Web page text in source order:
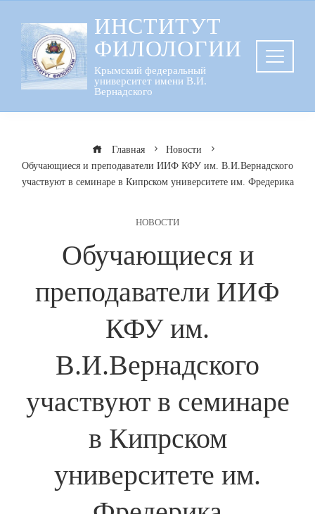
содержанию
ИНСТИТУТ
ФИЛОЛОГИИ
Крымский федеральный
университет имени В.И.
Вернадского
Главная
Новости
Обучающиеся и преподаватели ИИФ КФУ им. В.И.Вернадского
участвуют в семинаре в Кипрском университете им. Фредерика
НОВОСТИ
Обучающиеся и
преподаватели ИИФ
КФУ им.
В.И.Вернадского
участвуют в семинаре
в Кипрском
университете им.